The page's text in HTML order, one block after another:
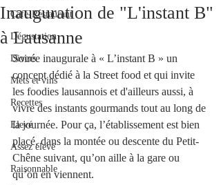
Café-Restaurant
Dégustation
Divers
Mets et vins
Recettes
Elevé
Assez élevé
Raisonnable
Inauguration de "L'instant B"
à Lausanne
Soirée inaugurale à « L’instant B » un
concept dédié à la Street food et qui invite
les foodies lausannois et d'ailleurs aussi, à
vivre des instants gourmands tout au long de
la journée. Pour ça, l’établissement est bien
placé, dans la montée ou descente du Petit-
Chêne suivant, qu’on aille à la gare ou
qu’on en viennent.